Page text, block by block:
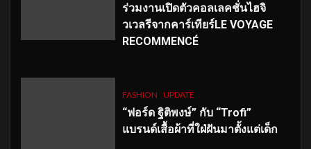
ร่วมงานเปิดตัวคอลเลคชั่นไฮจิ
วเวลรีจากคาร์เทียร์LE VOYAGE
RECOMMENCÉ
FASHION UPDATE
“ฟอร์ด ฐิติพงษ์” กับ “Trofi”
แบรนด์เสื้อผ้าที่ใฝ่ฝันมาตั้งแต่เด็ก